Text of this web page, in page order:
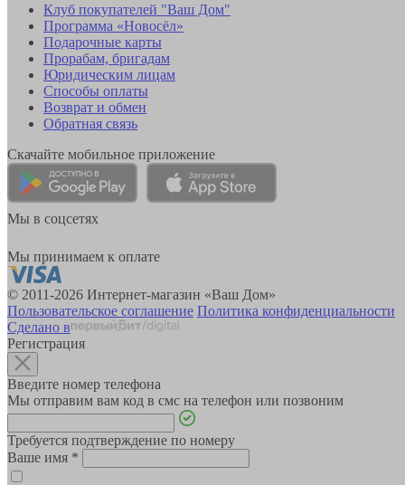
Клуб покупателей "Ваш Дом"
Программа «Новосёл»
Подарочные карты
Прорабам, бригадам
Юридическим лицам
Способы оплаты
Возврат и обмен
Обратная связь
Скачайте мобильное приложение
Мы в соцсетях
Мы принимаем к оплате
© 2011-2026 Интернет-магазин «Ваш Дом»
Пользовательское соглашение Политика конфиденциальности
Сделано в
Регистрация
Введите номер телефона
Мы отправим вам код в смс на телефон или позвоним
Требуется подтверждение по номеру
Ваше имя *